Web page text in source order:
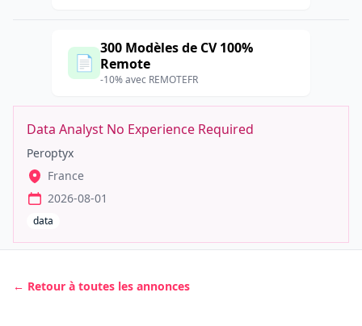
📄
300 Modèles de CV 100%
Remote
-10% avec REMOTEFR
Data Analyst No Experience Required
Peroptyx
France
2026-08-01
data
← Retour à toutes les annonces